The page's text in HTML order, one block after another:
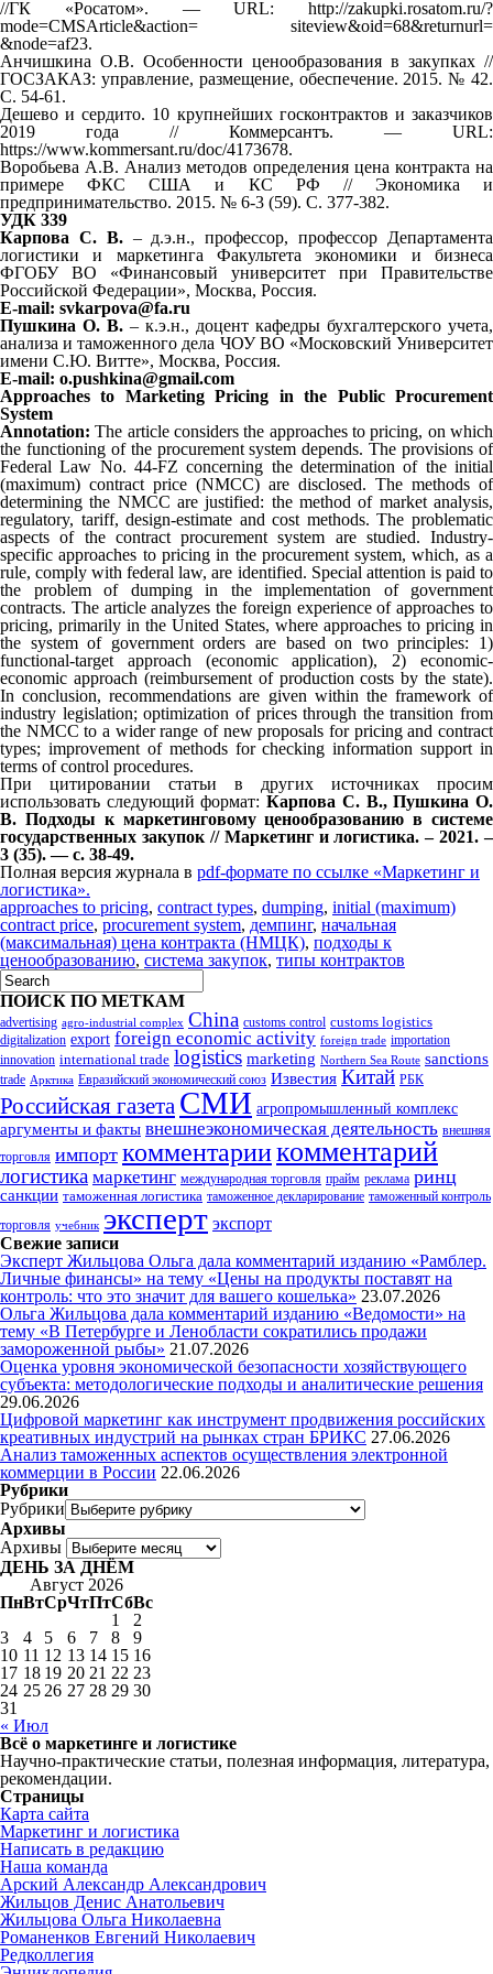
//ГК «Росатом». — URL: http://zakupki.rosatom.ru/?
mode=CMSArticle&action= siteview&oid=68&returnurl=
&node=af23.
Анчишкина О.В. Особенности ценообразования в закупках //
ГОСЗАКАЗ: управление, размещение, обеспечение. 2015. № 42.
С. 54-61.
Дешево и сердито. 10 крупнейших госконтрактов и заказчиков
2019 года // Коммерсантъ. — URL:
https://www.kommersant.ru/doc/4173678.
Воробьева А.В. Анализ методов определения цена контракта на
примере ФКС США и КС РФ // Экономика и
предпринимательство. 2015. № 6-3 (59). С. 377-382.
УДК 339
Карпова С. В.– д.э.н., профессор, профессор Департамента
логистики и маркетинга Факультета экономики и бизнеса
ФГОБУ ВО «Финансовый университет при Правительстве
Российской Федерации», Москва, Россия.
E-mail: svkarpova@fa.ru
Пушкина О. В. – к.э.н., доцент кафедры бухгалтерского учета,
анализа и таможенного дела ЧОУ ВО «Московский Университет
имени С.Ю. Витте», Москва, Россия.
E-mail: o.pushkina@gmail.com
Approaches to Marketing Pricing in the Public Procurement
System
Annotation: The article considers the approaches to pricing, on which
the functioning of the procurement system depends. The provisions of
Federal Law No. 44-FZ concerning the determination of the initial
(maximum) contract price (NMCC) are disclosed. The methods of
determining the NMCC are justified: the method of market analysis,
regulatory, tariff, design-estimate and cost methods. The problematic
aspects of the contract procurement system are studied. Industry-
specific approaches to pricing in the procurement system, which, as a
rule, comply with federal law, are identified. Special attention is paid to
the problem of dumping in the implementation of government
contracts. The article analyzes the foreign experience of approaches to
pricing, primarily in the United States, where approaches to pricing in
the system of government orders are based on two principles: 1)
functional-target approach (economic application), 2) economic-
economic approach (reimbursement of production costs by the state).
In conclusion, recommendations are given within the framework of
industry legislation; optimization of prices through the transition from
the NMCC to a wider range of new proposals for pricing and contract
types; improvement of methods for checking information support in
terms of control procedures.
При цитировании статьи в других источниках просим
использовать следующий формат:Карпова С. В., Пушкина О.
В. Подходы к маркетинговому ценообразованию в системе
государственных закупок // Маркетинг и логистика. – 2021. –
3 (35). — с. 38-49.
Полная версия журнала в pdf-формате по ссылке «Маркетинг и
логистика».
approaches to pricing, contract types, dumping, initial (maximum)
contract price, procurement system, демпинг, начальная
(максимальная) цена контракта (НМЦК), подходы к
ценообразованию, система закупок, типы контрактов
ПОИСК ПО МЕТКАМ
advertising agro-industrial complex China customs control customs logistics
digitalization export foreign economic activity foreign trade importation
innovation international trade logistics marketing Northern Sea Route sanctions
trade Арктика Евразийский экономический союз Известия Китай РБК
Российская газета СМИ агропромышленный комплекс
аргументы и факты внешнеэкономическая деятельность внешняя
торговля импорт комментариикомментарий
логистика маркетинг международная торговля прайм реклама ринц
санкции таможенная логистика таможенное декларирование таможенный контроль
торговля учебник эксперт экспорт
Свежие записи
Эксперт Жильцова Ольга дала комментарий изданию «Рамблер.
Личные финансы» на тему «Цены на продукты поставят на
контроль: что это значит для вашего кошелька» 23.07.2026
Ольга Жильцова дала комментарий изданию «Ведомости» на
тему «В Петербурге и Ленобласти сократились продажи
замороженной рыбы» 21.07.2026
Оценка уровня экономической безопасности хозяйствующего
субъекта: методологические подходы и аналитические решения
29.06.2026
Цифровой маркетинг как инструмент продвижения российских
креативных индустрий на рынках стран БРИКС 27.06.2026
Анализ таможенных аспектов осуществления электронной
коммерции в России 22.06.2026
Рубрики
Рубрики
Архивы
Архивы
ДЕНЬ ЗА ДНЁМ
Август 2026
ПнВтСрЧтПтСбВс
1
2
3
4 5 6 7 8
9
10 11 12 13 14 15 16
17 18 19 20 21 22 23
24 25 26 27 28 29 30
31
« Июл
Всё о маркетинге и логистике
Научно-практические статьи, полезная информация, литература,
рекомендации.
Страницы
Карта сайта
Маркетинг и логистика
Написать в редакцию
Наша команда
Арский Александр Александрович
Жильцов Денис Анатольевич
Жильцова Ольга Николаевна
Романенков Евгений Николаевич
Редколлегия